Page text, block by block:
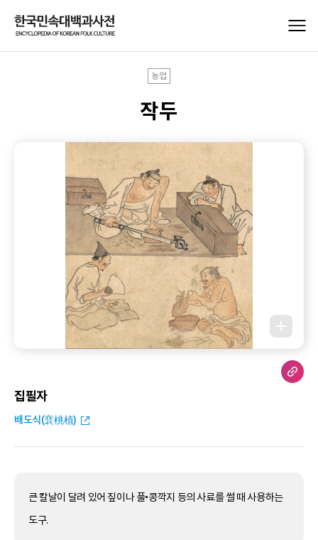
농업
작두
집필자
배도식(裵桃植)
큰 칼날이 달려 있어 짚이나 풀•콩깍지 등의 사료를 썰 때 사용하는
도구.